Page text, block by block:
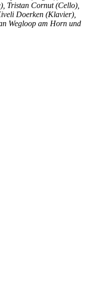
Tristan Cornut (Cello),
Doerken (Klavier),
Wegloop am Horn und